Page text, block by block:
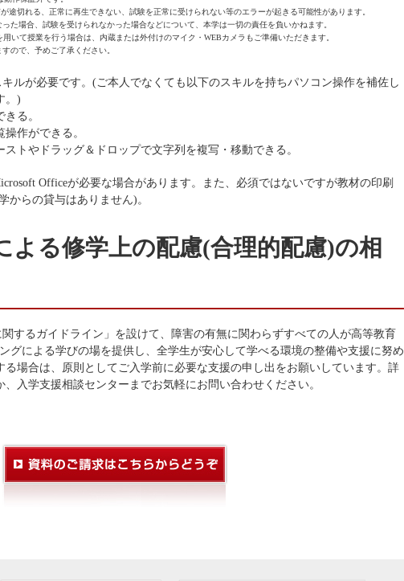
途切れる、正常に再生できない、試験を正常に受けられない等のエラーが起きる可能性があります。
た場合、試験を受けられなかった場合などについて、本学は一切の責任を負いかねます。
いて授業を行う場合は、内蔵または外付けのマイク・WEBカメラもご準備いただきます。
ので、予めご了承ください。
ルが必要です。(ご本人でなくても以下のスキルを持ちパソコン操作を補佐し
。)
る。
作ができる。
ストやドラッグ＆ドロップで文字列を複写・移動できる。
Officeが必要な場合があります。また、必須ではないですが教材の印刷
からの貸与はありません)。
よる修学上の配慮(合理的配慮)の相
するガイドライン」を設けて、障害の有無に関わらずすべての人が高等教育
グによる学びの場を提供し、全学生が安心して学べる環境の整備や支援に努め
る場合は、原則としてご入学前に必要な支援の申し出をお願いしています。詳
入学支援相談センターまでお気軽にお問い合わせください。